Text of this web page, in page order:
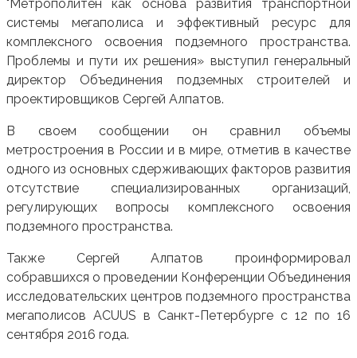
"Метрополитен как основа развития транспортной
системы мегаполиса и эффективный ресурс для
комплексного освоения подземного пространства.
Проблемы и пути их решения» выступил генеральный
директор Объединения подземных строителей и
проектировщиков Сергей Алпатов.
В своем сообщении он сравнил объемы
метростроения в России и в мире, отметив в качестве
одного из основных сдерживающих факторов развития
отсутствие специализированных организаций,
регулирующих вопросы комплексного освоения
подземного пространства.
Также Сергей Алпатов проинформировал
собравшихся о проведении Конференции Объединения
исследовательских центров подземного пространства
мегаполисов ACUUS в Санкт-Петербурге с 12 по 16
сентября 2016 года.